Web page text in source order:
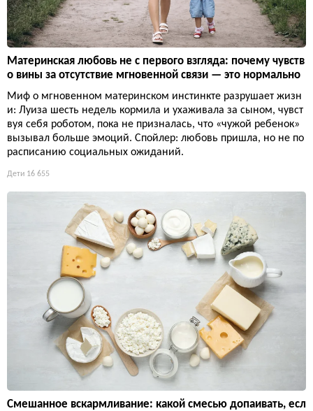
Материнская любовь не с первого взгляда: почему чувств
о вины за отсутствие мгновенной связи — это нормально
Миф о мгновенном материнском инстинкте разрушает жизн
и: Луиза шесть недель кормила и ухаживала за сыном, чувст
вуя себя роботом, пока не призналась, что «чужой ребенок»
вызывал больше эмоций. Спойлер: любовь пришла, но не по
расписанию социальных ожиданий.
Дети 16 655
Смешанное вскармливание: какой смесью допаивать, есл